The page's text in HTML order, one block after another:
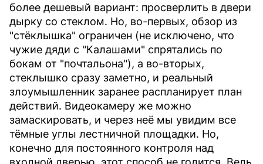
более дешевый вариант: просверлить в двери
дырку со стеклом. Но, во-первых, обзор из
"стёклышка" ограничен (не исключено, что
чужие дяди с "Калашами" спрятались по
бокам от "почтальона"), а во-вторых,
стеклышко сразу заметно, и реальный
злоумышленник заранее распланирует план
действий. Видеокамеру же можно
замаскировать, и через неё мы увидим все
тёмные углы лестничной площадки. Но,
конечно для постоянного контроля над